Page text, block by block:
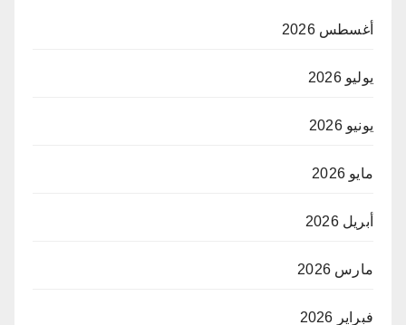
أغسطس 2026
يوليو 2026
يونيو 2026
مايو 2026
أبريل 2026
مارس 2026
فبراير 2026